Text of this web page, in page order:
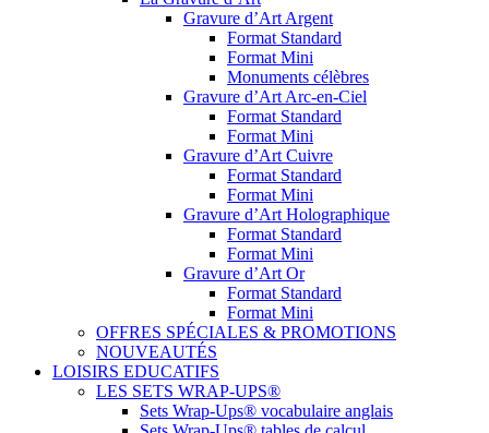
Gravure d’Art Argent
Format Standard
Format Mini
Monuments célèbres
Gravure d’Art Arc-en-Ciel
Format Standard
Format Mini
Gravure d’Art Cuivre
Format Standard
Format Mini
Gravure d’Art Holographique
Format Standard
Format Mini
Gravure d’Art Or
Format Standard
Format Mini
OFFRES SPÉCIALES & PROMOTIONS
NOUVEAUTÉS
LOISIRS EDUCATIFS
LES SETS WRAP-UPS®
Sets Wrap-Ups® vocabulaire anglais